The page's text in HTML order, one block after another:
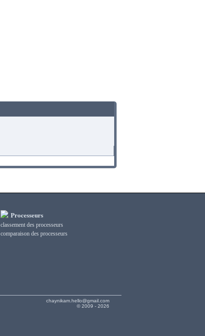
Processeurs
classement des processeurs
сomparaison des processeurs
chaynikam.hello@gmail.com
© 2009 - 2026